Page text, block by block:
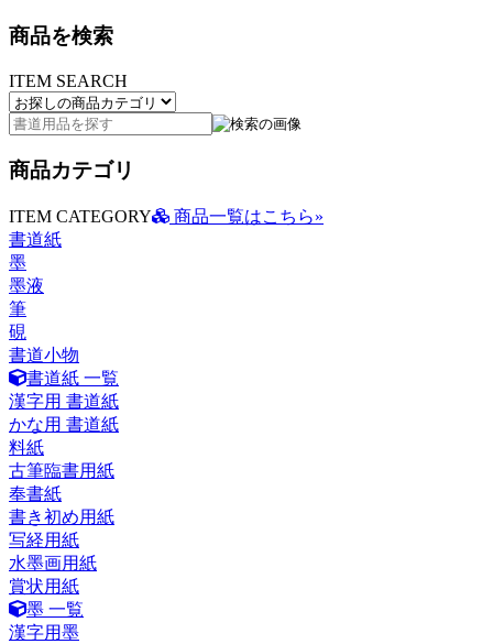
商品を検索
ITEM SEARCH
商品カテゴリ
ITEM CATEGORY
商品一覧はこちら»
書道紙
墨
墨液
筆
硯
書道小物
書道紙 一覧
漢字用 書道紙
かな用 書道紙
料紙
古筆臨書用紙
奉書紙
書き初め用紙
写経用紙
水墨画用紙
賞状用紙
墨 一覧
漢字用墨